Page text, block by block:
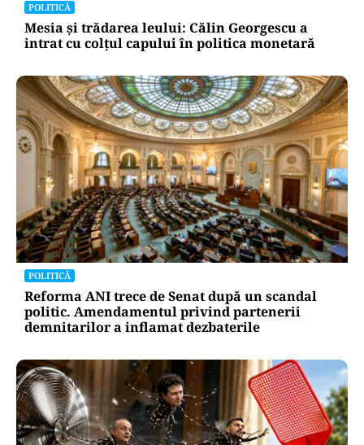
POLITICĂ
Mesia și trădarea leului: Călin Georgescu a
intrat cu colțul capului în politica monetară
POLITICĂ
Reforma ANI trece de Senat după un scandal
politic. Amendamentul privind partenerii
demnitarilor a inflamat dezbaterile